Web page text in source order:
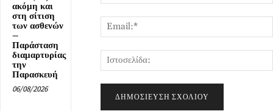
ακόμη και
στη σίτιση
των ασθενών
–
Παράσταση
διαμαρτυρίας
την
Παρασκευή
06/08/2026